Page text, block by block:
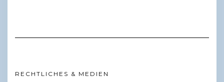
RECHTLICHES & MEDIEN